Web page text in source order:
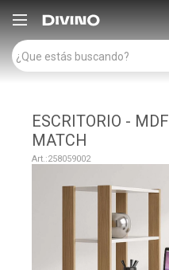

ESCRITORIO -
MATCH
258059002